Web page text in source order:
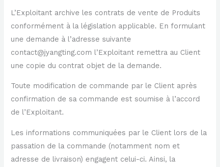
L’Exploitant archive les contrats de vente de Produits
conformément à la législation applicable. En formulant
une demande à l’adresse suivante
contact@jyangting.com l’Exploitant remettra au Client
une copie du contrat objet de la demande.
Toute modification de commande par le Client après
confirmation de sa commande est soumise à l’accord
de l’Exploitant.
Les informations communiquées par le Client lors de la
passation de la commande (notamment nom et
adresse de livraison) engagent celui-ci. Ainsi, la